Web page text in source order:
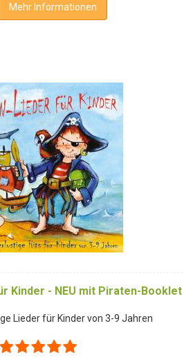
Mehr Informationen
Kinder - NEU mit Piraten-Booklet
Lieder für Kinder von 3-9 Jahren